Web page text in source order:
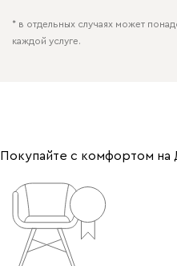
* в отдельных случаях может
каждой услуге.
Покупайте с комфортом на